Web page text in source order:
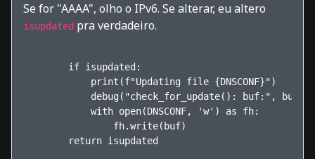
Se for "AAAA", olho o IPv6. Se alterar, eu altero
isupdated pra verdadeiro.
        if isupdated:
            print(f"Updating file {DNSCONF}")
            debug("check_for_update(): buf:", buf)
            with open(DNSCONF, 'w') as fh:
                fh.write(buf)
        return isupdated